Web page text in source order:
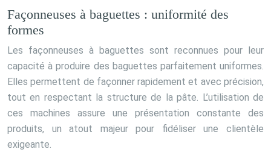
Façonneuses à baguettes : uniformité des
formes
Les façonneuses à baguettes sont reconnues pour leur
capacité à produire des baguettes parfaitement uniformes.
Elles permettent de façonner rapidement et avec précision,
tout en respectant la structure de la pâte. L’utilisation de
ces machines assure une présentation constante des
produits, un atout majeur pour fidéliser une clientèle
exigeante.